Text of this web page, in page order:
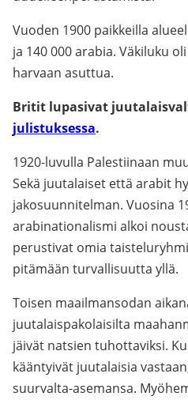
Vuoden 1900 paikkeilla
ja 140 000 arabia. Väkiluku
harvaan asuttua.
Britit lupasivat
julistuksessa.
1920-luvulla Palestiinaan
Sekä juutalaiset että arabit
jakosuunnitelman. Vuosina
arabinationalismi alkoi
perustivat omia
pitämään turvallisuutta yllä.
Toisen maailmansodan
juutalaispakolaisilta
jäivät natsien tuhottaviksi.
kääntyivät juutalaisia
suurvalta-asemansa.